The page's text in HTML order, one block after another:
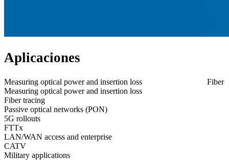
Aplicaciones
Measuring optical power and insertion loss
Fiber
Measuring optical power and insertion loss
Fiber tracing
Passive optical networks (PON)
5G rollouts
FTTx
LAN/WAN access and enterprise
CATV
Military applications